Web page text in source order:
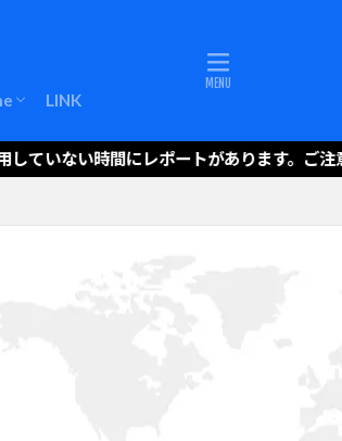
(EN)
LINK
時間にレポートがあります。ご注意くださ